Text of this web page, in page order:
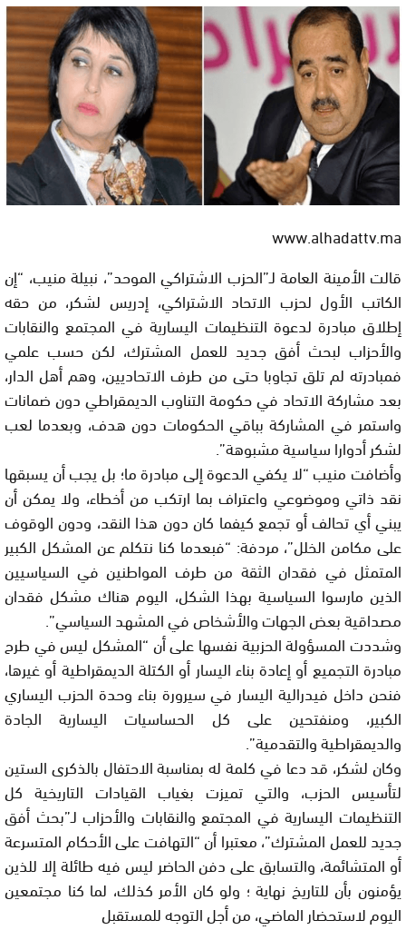
www.alhadattv.ma
قالت الأمينة العامة لـ”الحزب الاشتراكي الموحد”، نبيلة منيب، “إن
الكاتب الأول لحزب الاتحاد الاشتراكي، إدريس لشكر، من حقه
إطلاق مبادرة لدعوة التنظيمات اليسارية في المجتمع والنقابات
والأحزاب لبحث أفق جديد للعمل المشترك، لكن حسب علمي
فمبادرته لم تلق تجاوبا حتى من طرف الاتحاديين، وهم أهل الدار،
بعد مشاركة الاتحاد في حكومة التناوب الديمقراطي دون ضمانات
واستمر في المشاركة بباقي الحكومات دون هدف، وبعدما لعب
لشكر أدوارا سياسية مشبوهة”.
وأضافت منيب “لا يكفي الدعوة إلى مبادرة ما؛ بل يجب أن يسبقها
نقد ذاتي وموضوعي واعتراف بما ارتكب من أخطاء، ولا يمكن أن
يبني أي تحالف أو تجمع كيفما كان دون هذا النقد، ودون الوقوف
على مكامن الخلل”، مردفة: “فبعدما كنا نتكلم عن المشكل الكبير
المتمثل في فقدان الثقة من طرف المواطنين في السياسيين
الذين مارسوا السياسية بهذا الشكل، اليوم هناك مشكل فقدان
مصداقية بعض الجهات والأشخاص في المشهد السياسي”.
وشددت المسؤولة الحزبية نفسها على أن “المشكل ليس في طرح
مبادرة التجميع أو إعادة بناء اليسار أو الكتلة الديمقراطية أو غيرها،
فنحن داخل فيدرالية اليسار في سيرورة بناء وحدة الحزب اليساري
الكبير، ومنفتحين على كل الحساسيات اليسارية الجادة
والديمقراطية والتقدمية”.
وكان لشكر، قد دعا في كلمة له بمناسبة الاحتفال بالذكرى الستين
لتأسيس الحزب، والتي تميزت بغياب القيادات التاريخية كل
التنظيمات اليسارية في المجتمع والنقابات والأحزاب لـ”بحث أفق
جديد للعمل المشترك”، معتبرا أن “التهافت على الأحكام المتسرعة
أو المتشائمة، والتسابق على دفن الحاضر ليس فيه طائلة إلا للذين
يؤمنون بأن للتاريخ نهاية ؛ ولو كان الأمر كذلك، لما كنا مجتمعين
اليوم لاستحضار الماضي، من أجل التوجه للمستقبل